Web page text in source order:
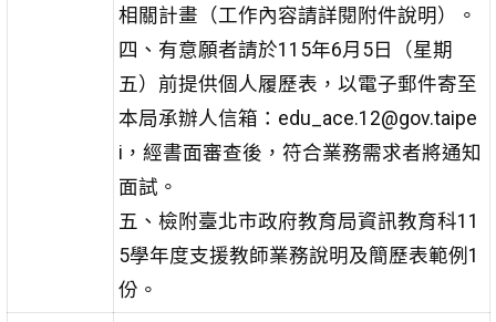
相關計畫（工作內容請詳閱附件說明）。
四、有意願者請於115年6月5日（星期
五）前提供個人履歷表，以電子郵件寄至
本局承辦人信箱：edu_ace.12@gov.taipe
i，經書面審查後，符合業務需求者將通知
面試。
五、檢附臺北市政府教育局資訊教育科11
5學年度支援教師業務說明及簡歷表範例1
份。